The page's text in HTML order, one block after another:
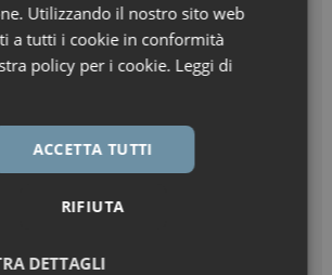
Utilizzando il nostro sito web
a tutti i cookie in conformità
policy per i cookie. Leggi di
ACCETTA TUTTI
RIFIUTA
DETTAGLI